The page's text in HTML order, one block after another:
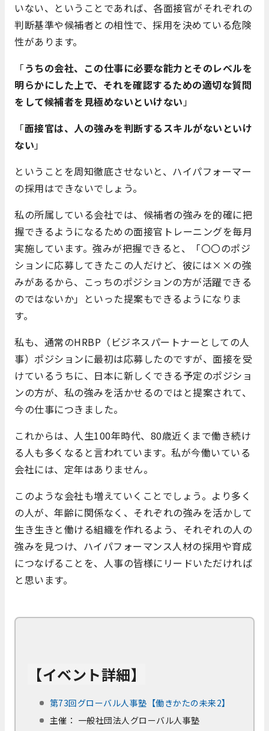
いない、ということであれば、各面接官がそれぞれの
判断基準や候補者との相性で、採用を決めている危険
性があります。
「うちの会社、この仕事に必要な能力とそのレベルを
明らかにした上で、それを確認するための適切な質問
をして候補者を見極めないといけない」
「面接官は、人の強みを判断するスキルがないといけ
ない」
ということを周知徹底させないと、ハイパフォーマー
の採用はできないでしょう。
私の所属している会社では、候補者の強みを的確に把
握できるようになるための面接官トレーニングを毎月
実施しています。強みが把握できると、「〇〇のポジ
ションに応募してきたこの人だけど、彼には××の強
みがあるから、こっちのポジションの方が活躍できる
のではないか」といった提案もできるようになりま
す。
私も、通常のHRBP（ビジネスパートナーとしての人
事）ポジションに最初は応募したのですが、面接を受
けているうちに、日本に新しくできる予定のポジショ
ンの方が、私の強みを活かせるのではと提案されて、
今の仕事につきました。
これからは、人生100年時代、80歳近くまで働き続け
る人も多くなると言われています。私が今働いている
会社には、定年はありません。
このような会社も増えていくことでしょう。より多く
の人が、年齢に関係なく、それぞれの強みを活かして
生き生きと働ける組織を作れるよう、それぞれの人の
強みを見つけ、ハイパフォーマンス人材の採用や育成
につなげることを、人事の皆様にリードいただければ
と思います。
【イベント詳細】
第73回グローバル人事塾【働きかたの未来2】
主催： 一般社団法人グローバル人事塾